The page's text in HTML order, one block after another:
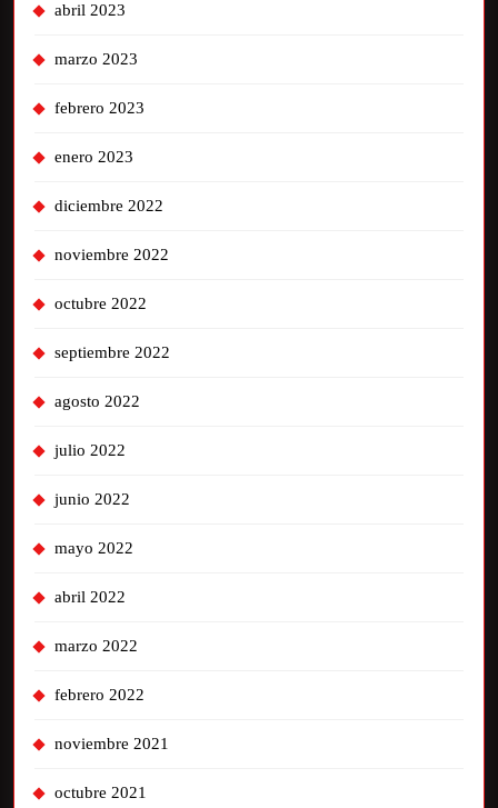
abril 2023
marzo 2023
febrero 2023
enero 2023
diciembre 2022
noviembre 2022
octubre 2022
septiembre 2022
agosto 2022
julio 2022
junio 2022
mayo 2022
abril 2022
marzo 2022
febrero 2022
noviembre 2021
octubre 2021